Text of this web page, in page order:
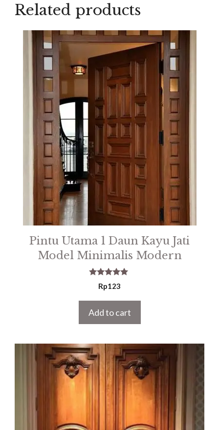
Related products
Pintu Utama 1 Daun Kayu Jati
Model Minimalis Modern
5.00
out of 5
Rp123
Add to cart